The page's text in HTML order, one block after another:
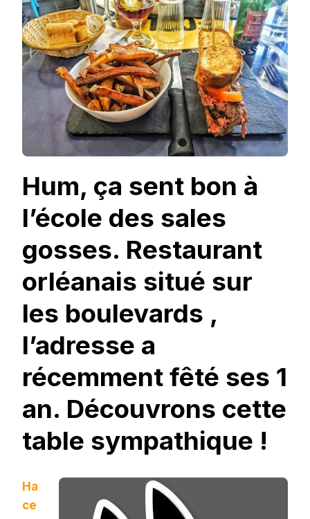
Hum, ça sent bon à
l’école des sales
gosses. Restaurant
orléanais situé sur
les boulevards ,
l’adresse a
récemment fêté ses 1
an. Découvrons cette
table sympathique !
Ha
ce